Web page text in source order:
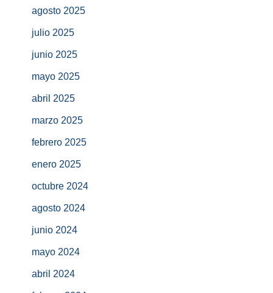
agosto 2025
julio 2025
junio 2025
mayo 2025
abril 2025
marzo 2025
febrero 2025
enero 2025
octubre 2024
agosto 2024
junio 2024
mayo 2024
abril 2024